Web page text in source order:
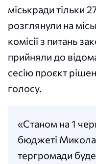
міськради тільки
розглянули на
комісії з питань
прийняли до
сесію проєкт
голосу.
«Станом на 1
бюджеті
тергромади буде